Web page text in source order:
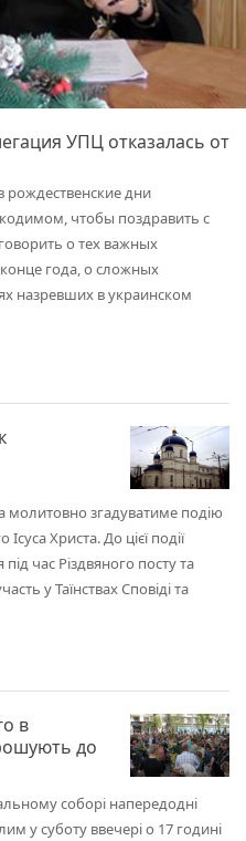
УПЦ отказалась от
рождественские дни
чтобы поздравить с
о тех важных
года, о сложных
назревших в украинском
молитовно згадуватиме подію
Христа. До цієї події
час Різдвяного посту та
у Таїнствах Сповіді та
в
до
соборі напередодні
у суботу ввечері о 17 годині